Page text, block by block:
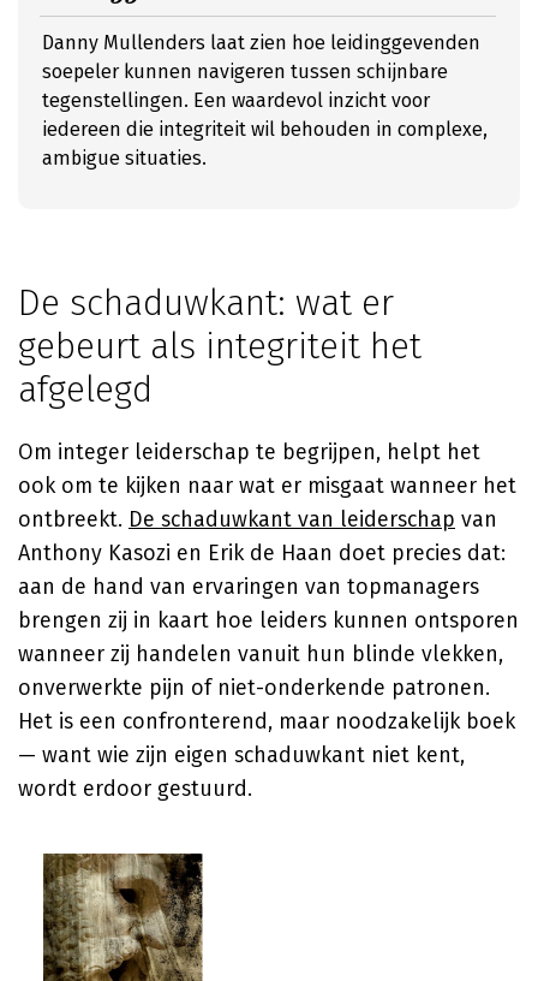
Danny Mullenders laat zien hoe leidinggevenden
soepeler kunnen navigeren tussen schijnbare
tegenstellingen. Een waardevol inzicht voor
iedereen die integriteit wil behouden in complexe,
ambigue situaties.
De schaduwkant: wat er
gebeurt als integriteit het
afgelegd
Om integer leiderschap te begrijpen, helpt het
ook om te kijken naar wat er misgaat wanneer het
ontbreekt. De schaduwkant van leiderschap van
Anthony Kasozi en Erik de Haan doet precies dat:
aan de hand van ervaringen van topmanagers
brengen zij in kaart hoe leiders kunnen ontsporen
wanneer zij handelen vanuit hun blinde vlekken,
onverwerkte pijn of niet-onderkende patronen.
Het is een confronterend, maar noodzakelijk boek
— want wie zijn eigen schaduwkant niet kent,
wordt erdoor gestuurd.